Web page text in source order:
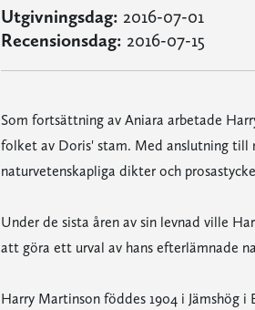
Utgivningsdag: 2016-07-01
Recensionsdag: 2016-07-15
Som fortsättning av Aniara arbetade
folket av Doris' stam. Med anslutning till
naturvetenskapliga dikter och
Under de sista åren av sin levnad ville
att göra ett urval av hans efterlämnade
Harry Martinson föddes 1904 i Jämshög